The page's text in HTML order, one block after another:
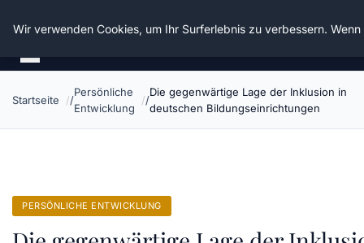
Die Schnitter
Startseite
Persönliche
Entwicklung
Die gegenwärtige Lage der Inklusion in
deutschen Bildungseinrichtungen
PERSÖNLICHE ENTWICKLUNG
Wir verwenden Cookies, um Ihr Surferlebnis zu verbessern.